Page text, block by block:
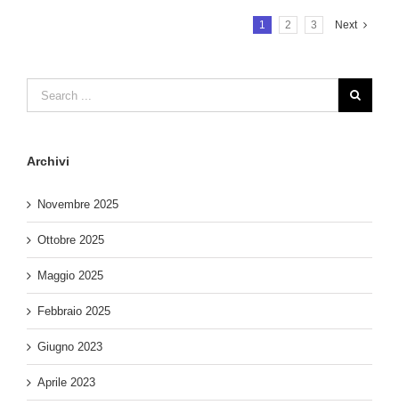
1 2 3 Next
Archivi
Novembre 2025
Ottobre 2025
Maggio 2025
Febbraio 2025
Giugno 2023
Aprile 2023